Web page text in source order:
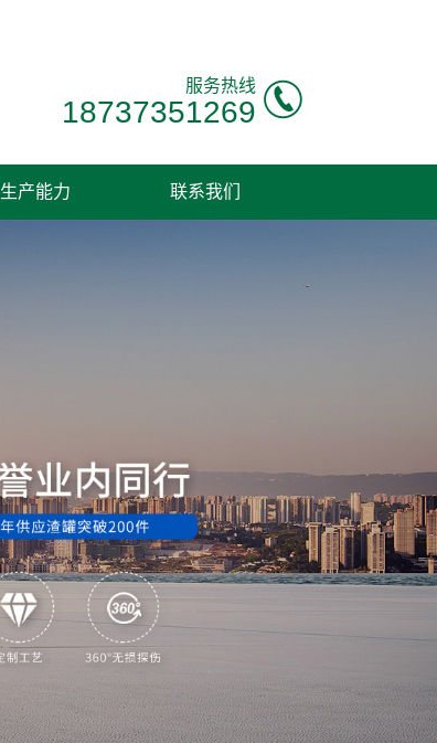
服务热线
18737351269
生产能力 联系我们